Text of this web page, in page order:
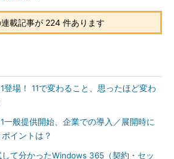
載記事が 224 件あります
登場！ 11で変わること、思ったほど変わ
一般提供開始、企業での導入／展開時に
イントは？
して分かったWindows 365（契約・セッ